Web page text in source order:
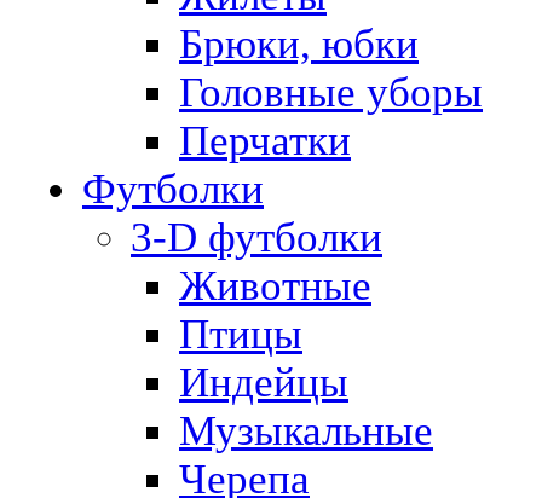
Брюки, юбки
Головные уборы
Перчатки
Футболки
3-D футболки
Животные
Птицы
Индейцы
Музыкальные
Черепа